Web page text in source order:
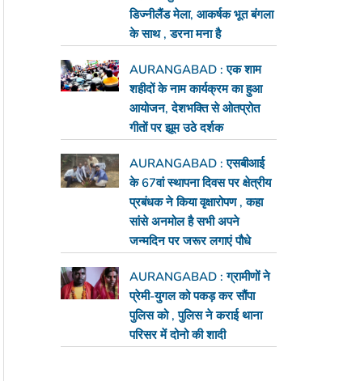
डिज्नीलैंड मेला, आकर्षक भूत बंगला
के साथ , डरना मना है
AURANGABAD : एक शाम
शहीदों के नाम कार्यक्रम का हुआ
आयोजन, देशभक्ति से ओतप्रोत
गीतों पर झूम उठे दर्शक
AURANGABAD : एसबीआई
के 67वां स्थापना दिवस पर क्षेत्रीय
प्रबंधक ने किया वृक्षारोपण , कहा
सांसे अनमोल है सभी अपने
जन्मदिन पर जरूर लगाएं पौधे
AURANGABAD : ग्रामीणों ने
प्रेमी-युगल को पकड़ कर सौंपा
पुलिस को , पुलिस ने कराई थाना
परिसर में दोनो की शादी